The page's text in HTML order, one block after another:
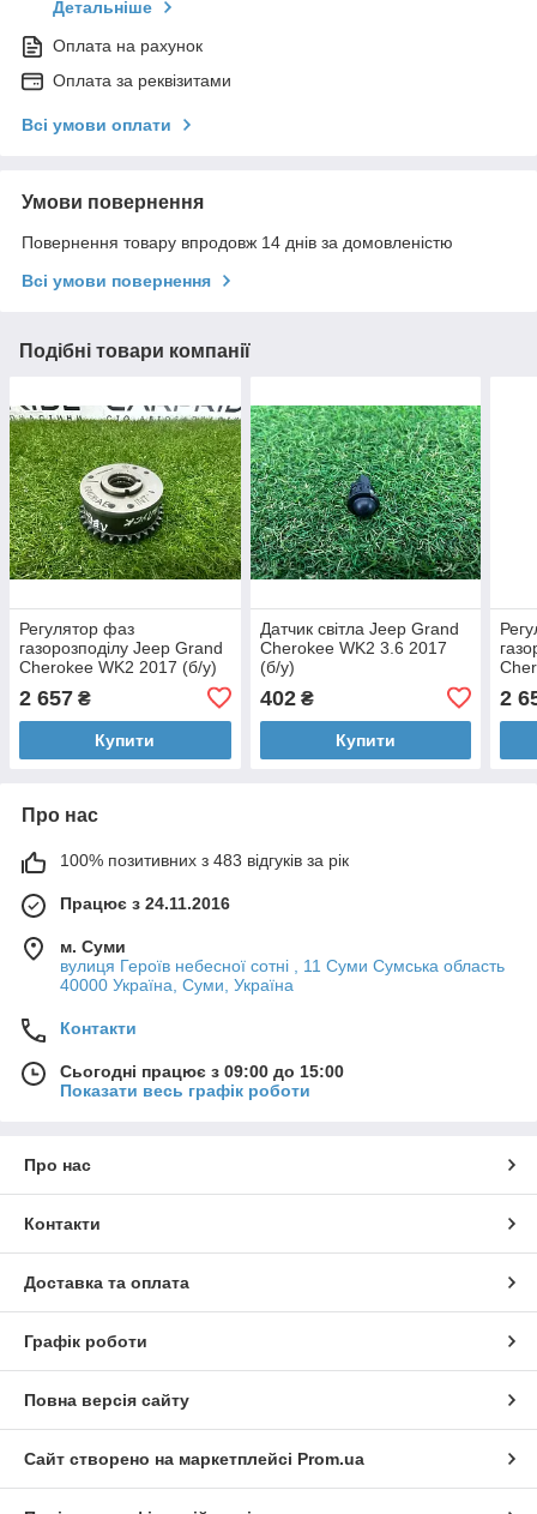
Детальніше
Оплата на рахунок
Оплата за реквізитами
Всі умови оплати
Умови повернення
Повернення товару впродовж 14 днів за домовленістю
Всі умови повернення
Подібні товари компанії
Регулятор фаз
газорозподілу Jeep Grand
Cherokee WK2 2017 (б/у)
2 657 ₴
Купити
Датчик світла Jeep Grand
Cherokee WK2 3.6 2017
(б/у)
402₴
Купити
2
Про нас
100% позитивних з 483 відгуків за рік
Працює з 24.11.2016
м. Суми
вулиця Героїв небесної сотні , 11 Суми Сумська область
40000 Україна, Суми, Україна
Контакти
Сьогодні працює з 09:00 до 15:00
Показати весь графік роботи
Про нас
Контакти
Доставка та оплата
Графік роботи
Повна версія сайту
Сайт створено на маркетплейсі Prom.ua